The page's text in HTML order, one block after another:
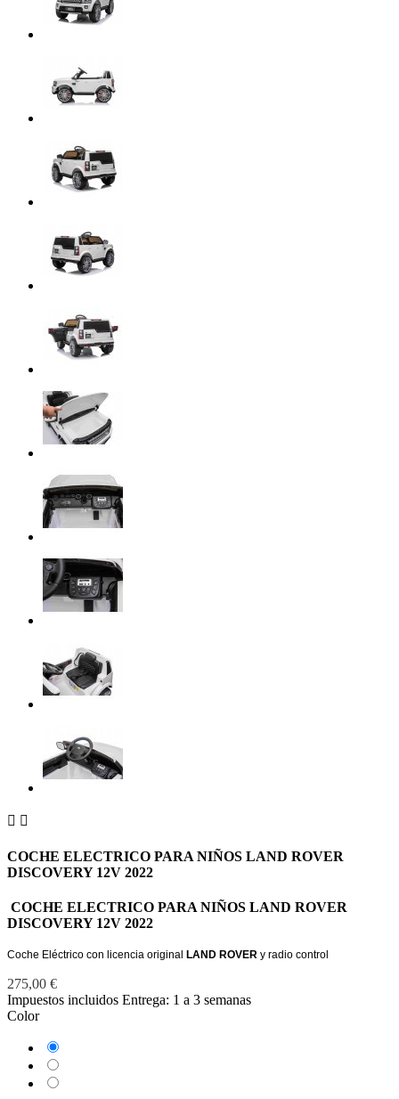
 
COCHE ELECTRICO PARA NIÑOS LAND ROVER
DISCOVERY 12V 2022
COCHE ELECTRICO PARA NIÑOS LAND ROVER
DISCOVERY 12V 2022
Coche Eléctrico con licencia original LAND ROVER y radio control
275,00 €
Impuestos incluidos Entrega: 1 a 3 semanas
Color